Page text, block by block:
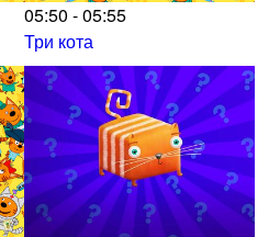
05:50 - 05:55
Три кота